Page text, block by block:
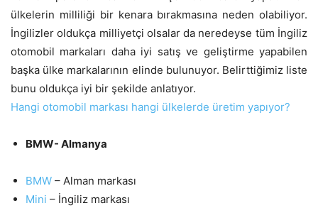
ülkelerin milliliği bir kenara bırakmasına neden olabiliyor.
İngilizler oldukça milliyetçi olsalar da neredeyse tüm İngiliz
otomobil markaları daha iyi satış ve geliştirme yapabilen
başka ülke markalarının elinde bulunuyor. Belirttiğimiz liste
bunu oldukça iyi bir şekilde anlatıyor.
Hangi otomobil markası hangi ülkelerde üretim yapıyor?
BMW- Almanya
BMW – Alman markası
Mini – İngiliz markası